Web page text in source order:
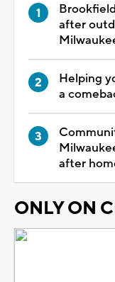
after
Helping
a
after
ONLY ON